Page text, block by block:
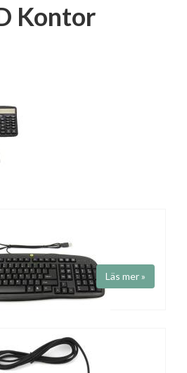
Kontor
Läs mer »